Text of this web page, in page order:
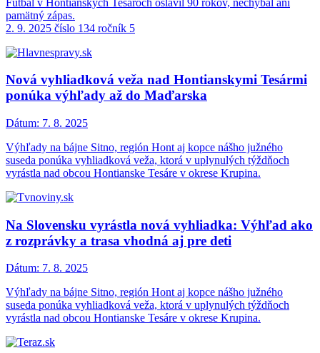
pamätný zápas.
2. 9. 2025 číslo 134 ročník 5
Nová vyhliadková veža nad Hontianskymi Tesármi
ponúka výhľady až do Maďarska
Dátum: 7. 8. 2025
Výhľady na bájne Sitno, región Hont aj kopce nášho južného
suseda ponúka vyhliadková veža, ktorá v uplynulých týždňoch
vyrástla nad obcou Hontianske Tesáre v okrese Krupina.
Na Slovensku vyrástla nová vyhliadka: Výhľad ako
z rozprávky a trasa vhodná aj pre deti
Dátum: 7. 8. 2025
Výhľady na bájne Sitno, región Hont aj kopce nášho južného
suseda ponúka vyhliadková veža, ktorá v uplynulých týždňoch
vyrástla nad obcou Hontianske Tesáre v okrese Krupina.